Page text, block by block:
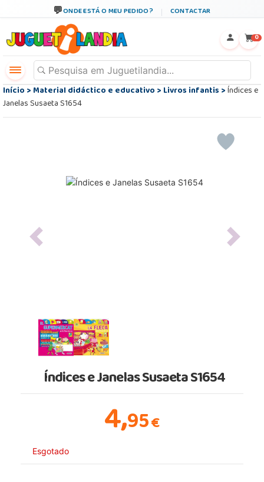
ONDE ESTÁ O MEU PEDIDO? CONTACTAR
0
Início>Material didáctico e educativo>Livros infantis>Índices e
Janelas Susaeta S1654
Previous Next
Índices e Janelas Susaeta S1654
4,95€
Esgotado